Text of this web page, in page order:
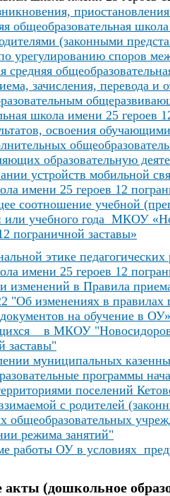
общеобразовательная
(законными
урегулированию споров
зачисления, перевода и
школа имени 25 героев
освоения
образовательную
устройств мобильной
имени 25 героев 12
соотношение учебной
или учебного года МКОУ
пограничной заставы»
этике
имени 25 героев 12
изменений в Правила
"Об изменениях в правилах
на обучение в ОУ»
в МКОУ
заставы"
муниципальных
программы
поселений
с родителей
режима занятий"
ОУ в условиях
акты (дошкольное